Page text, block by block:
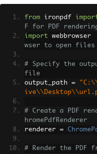
from ironpdf
F for PDF
import
wser to open files
# Specify the
file
output_path =
# Create a PDF
hromePdfRenderer
renderer =
# Render the PDF